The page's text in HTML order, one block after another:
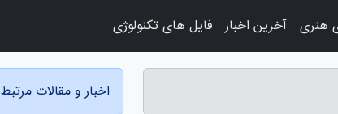
اخبار و مقالات مرتبط
هنری آخرین اخبار فایل های تکنولوژی